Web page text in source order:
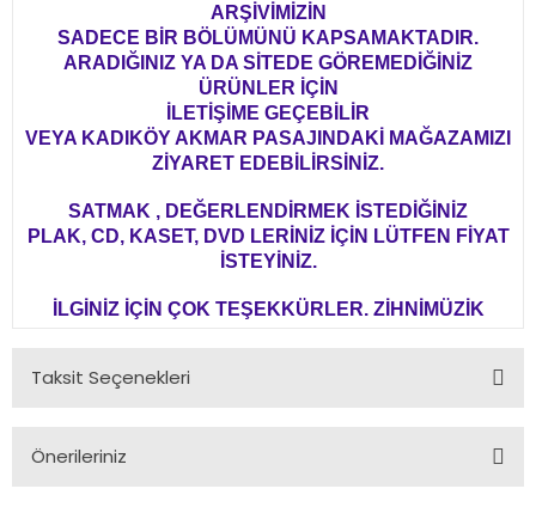
ARŞİVİMİZİN
SADECE BİR BÖLÜMÜNÜ KAPSAMAKTADIR.
ARADIĞINIZ YA DA SİTEDE GÖREMEDİĞİNİZ
ÜRÜNLER İÇİN
İLETİŞİME GEÇEBİLİR
VEYA KADIKÖY AKMAR PASAJINDAKİ MAĞAZAMIZI
ZİYARET EDEBİLİRSİNİZ.
SATMAK , DEĞERLENDİRMEK İSTEDİĞİNİZ
PLAK, CD, KASET, DVD LERİNİZ İÇİN LÜTFEN FİYAT
İSTEYİNİZ.
İLGİNİZ İÇİN ÇOK TEŞEKKÜRLER. ZİHNİMÜZİK
Taksit Seçenekleri
Önerileriniz